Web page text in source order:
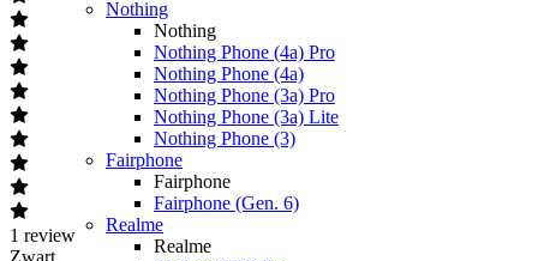
Nothing
Nothing
Nothing Phone (4a) Pro
Nothing Phone (4a)
Nothing Phone (3a) Pro
Nothing Phone (3a) Lite
Nothing Phone (3)
Fairphone
Fairphone
Fairphone (Gen. 6)
Realme
Realme
1 review
Zwart